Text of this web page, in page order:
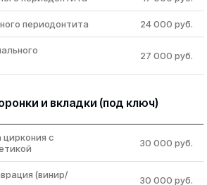
периодонтита 24 000 руб.
27 000 руб.
и вкладки (под ключ)
циркония с
30 000 руб.
(винир/
30 000 руб.